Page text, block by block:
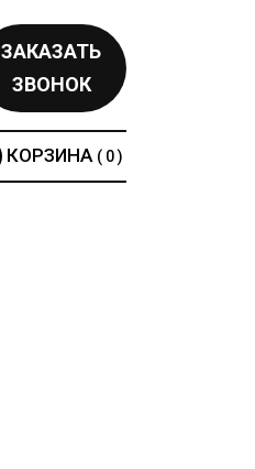
ЗАКАЗАТЬ
ЗВОНОК
КОРЗИНА ( 0 )